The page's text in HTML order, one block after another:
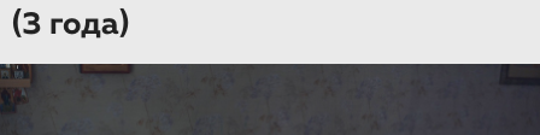
(3 года)